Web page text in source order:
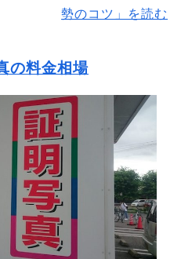
勢のコツ」を読む
の料金相場